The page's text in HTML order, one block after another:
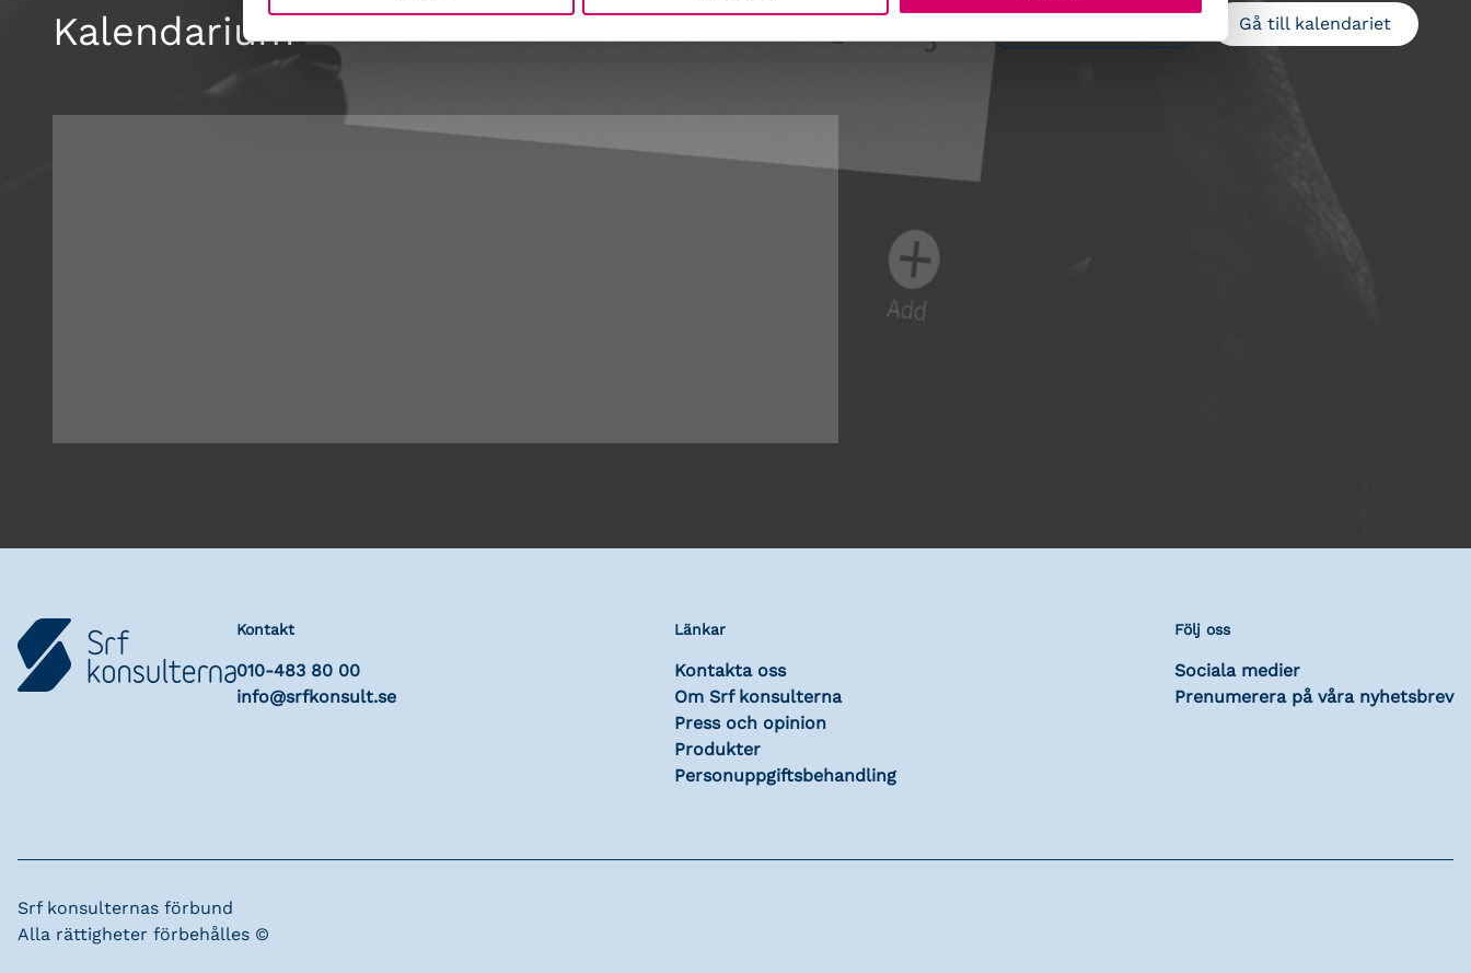
Kalendarium Gå till kalendariet
Kontakt
010-483 80 00
info@srfkonsult.se
Länkar
Kontakta oss
Om Srf konsulterna
Press och opinion
Produkter
Personuppgiftsbehandling
Följ oss
Sociala medier
Prenumerera på våra nyhetsbrev
Srf konsulternas förbund
Alla rättigheter förbehålles ©